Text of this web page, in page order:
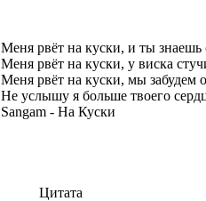
Меня рвёт на куски, и ты знаешь
Меня рвёт на куски, у виска
Меня рвёт на куски, мы забудем
Не услышу я больше твоего
Sangam - На Куски
Цитата